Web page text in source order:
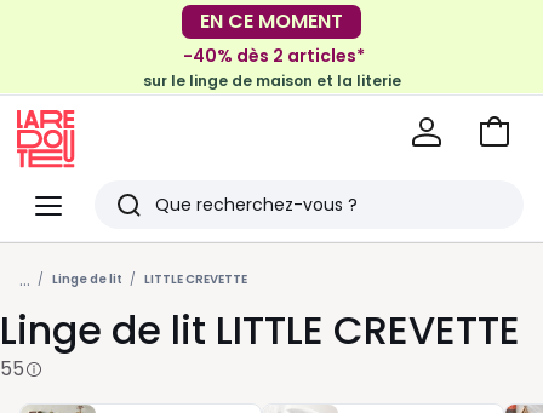
EN CE MOMENT
-30€ tous les 100€*
-40% dès 2 articles*
sur le linge de maison et la literie
Menu
Redoute
Rechercher
Derniers
articles
vus
Voir
... Linge de lit LITTLE CREVETTE
Linge de lit LITTLE CREVETTE
55